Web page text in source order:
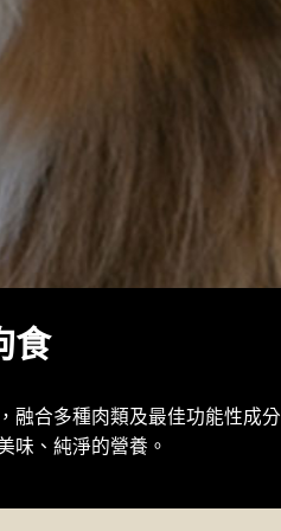
食
融合多種肉類及最佳功能性成
味、純淨的營養。